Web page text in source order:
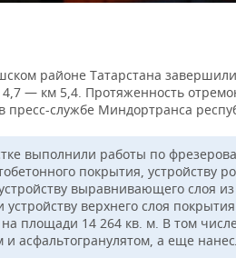
районе Татарстана
— км 5,4. Протяженность
пресс-службе Миндортранса
выполнили работы по
покрытия, устройству
выравнивающего слоя
устройству верхнего слоя
площади 14 264 кв. м. В том
асфальтогранулятом, а еще